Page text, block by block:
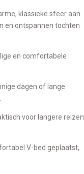
klassieke sfeer aan
en ontspannen tochten
en comfortabele
dagen of lange
voor langere reizen
V-bed geplaatst,